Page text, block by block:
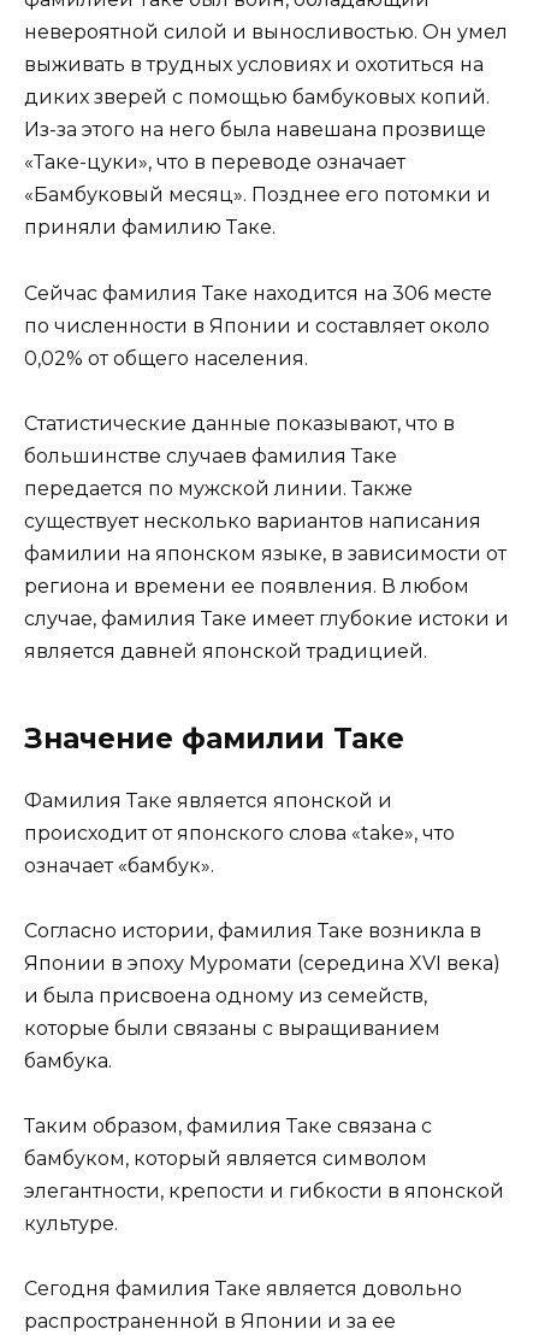
невероятной силой и выносливостью. Он умел
выживать в трудных условиях и охотиться на
диких зверей с помощью бамбуковых копий.
Из-за этого на него была навешана прозвище
«Таке-цуки», что в переводе означает
«Бамбуковый месяц». Позднее его потомки и
приняли фамилию Таке.
Сейчас фамилия Таке находится на 306 месте
по численности в Японии и составляет около
0,02% от общего населения.
Статистические данные показывают, что в
большинстве случаев фамилия Таке
передается по мужской линии. Также
существует несколько вариантов написания
фамилии на японском языке, в зависимости от
региона и времени ее появления. В любом
случае, фамилия Таке имеет глубокие истоки и
является давней японской традицией.
Значение фамилии Таке
Фамилия Таке является японской и
происходит от японского слова «take», что
означает «бамбук».
Согласно истории, фамилия Таке возникла в
Японии в эпоху Муромати (середина XVI века)
и была присвоена одному из семейств,
которые были связаны с выращиванием
бамбука.
Таким образом, фамилия Таке связана с
бамбуком, который является символом
элегантности, крепости и гибкости в японской
культуре.
Сегодня фамилия Таке является довольно
распространенной в Японии и за ее